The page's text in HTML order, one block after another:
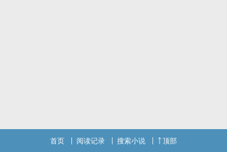
首页 阅读记录 搜索小说 顶部